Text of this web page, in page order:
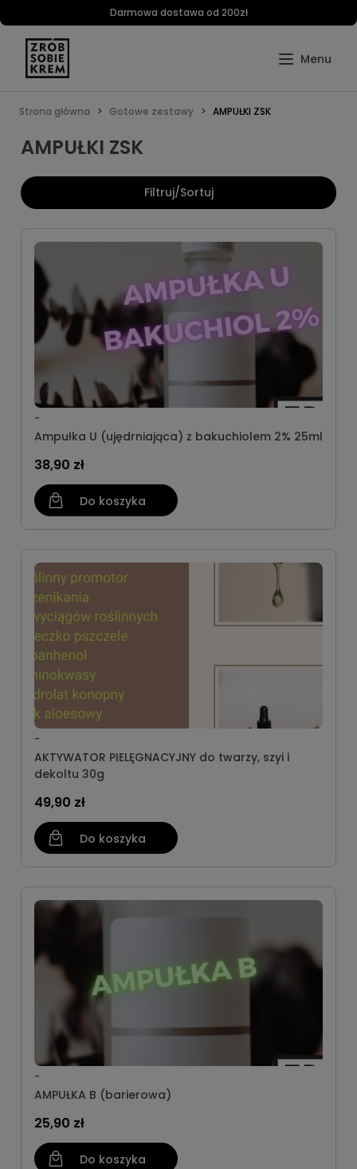
Darmowa dostawa od 200zł
Strona główna Gotowe zestawy AMPUŁKI ZSK
AMPUŁKI ZSK
Filtruj/Sortuj
-
Ampułka U (ujędrniająca) z bakuchiolem 2% 25ml
38,90 zł
Do koszyka
-
AKTYWATOR PIELĘGNACYJNY do twarzy, szyi i
dekoltu 30g
49,90 zł
Do koszyka
-
AMPUŁKA B (barierowa)
25,90 zł
Do koszyka